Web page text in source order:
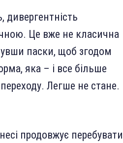
дивергентність
Це вже не класична
паски, щоб згодом
яка – і все більше
Легше не стане.
продовжує